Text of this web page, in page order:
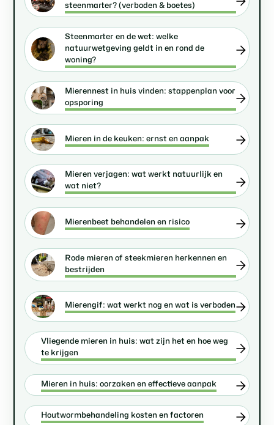
steenmarter? (verboden & boetes)
Steenmarter en de wet: welke
natuurwetgeving geldt in en rond de
woning?
Mierennest in huis vinden: stappenplan voor
opsporing
Mieren in de keuken: ernst en aanpak
Mieren verjagen: wat werkt natuurlijk en
wat niet?
Mierenbeet behandelen en risico
Rode mieren of steekmieren herkennen en
bestrijden
Mierengif: wat werkt nog en wat is verboden
Vliegende mieren in huis: wat zijn het en hoe weg
te krijgen
Mieren in huis: oorzaken en effectieve aanpak
Houtwormbehandeling kosten en factoren